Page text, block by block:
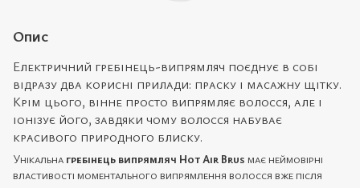
Опис
Електричний гребінець-випрямляч поєднує в собі
відразу два корисні прилади: праску і масажну щітку.
Крім цього, вінне просто випрямляє волосся, але і
іонізує його, завдяки чому волосся набуває
красивого природного блиску.
Унікальна гребінець випрямляч Hot Air Brus має неймовірні
властивості моментального випрямлення волосся вже після